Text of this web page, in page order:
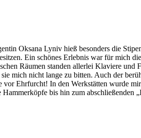
Oksa­na Ly­niv hieß be­son­ders die
Ein schö­nes Er­leb­nis war für mich
Räu­men stan­den al­ler­lei Kla­vie­re
mich nicht lan­ge zu bit­ten. Auch der
Ehr­furcht! In den Werk­stät­ten wur­de
bis hin zum ab­schlie­ßen­den